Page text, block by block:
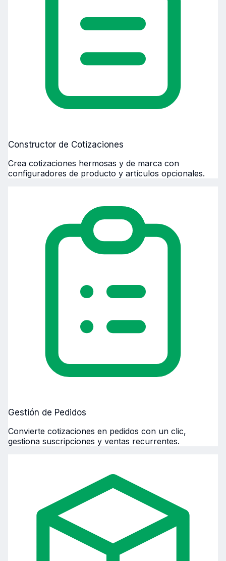
Constructor de Cotizaciones
Crea cotizaciones hermosas y de marca con
configuradores de producto y artículos opcionales.
Gestión de Pedidos
Convierte cotizaciones en pedidos con un clic,
gestiona suscripciones y ventas recurrentes.